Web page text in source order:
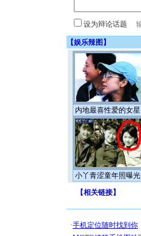
设为辩论话题
【娱乐辣图 】
内地最喜性爱的女星
小丫青涩童年照曝光
【相关链接】